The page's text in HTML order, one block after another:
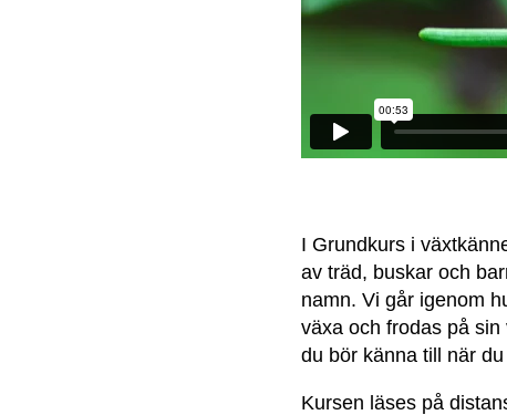
I Grundkurs i
av träd, buskar och
namn. Vi går igenom
växa och frodas på
du bör känna till när
Kursen läses på